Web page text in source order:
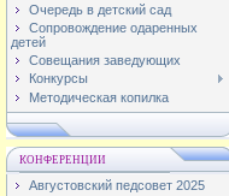
Очередь в детский сад
Сопровождение одаренных
детей
Совещания заведующих
Конкурсы
Методическая копилка
КОНФЕРЕНЦИИ
Августовский педсовет 2025